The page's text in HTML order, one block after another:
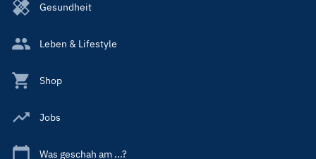
Gesundheit
Leben & Lifestyle
Shop
Jobs
Was geschah am ...?